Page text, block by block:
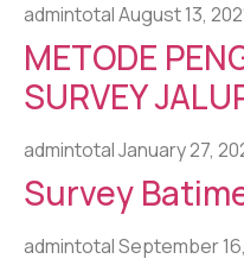
admintotalAugust 13,
METODE
SURVEY
admintotalJanuary 27,
Survey
admintotalSeptember